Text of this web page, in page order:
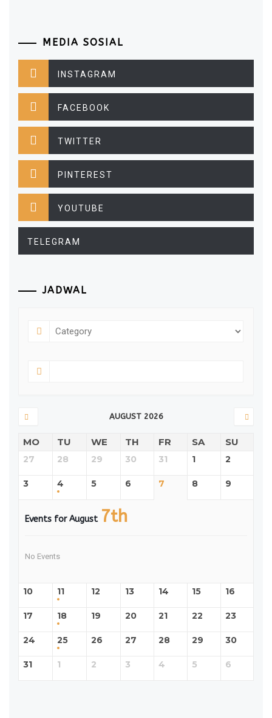
MEDIA SOSIAL
INSTAGRAM
FACEBOOK
TWITTER
PINTEREST
YOUTUBE
TELEGRAM
JADWAL
AUGUST 2026
MO TU WE TH FR SA SU
27 28 29 30 31 1 2
3 4 5 6 7 8 9
Events for August 7th
No Events
10 11 12 13 14 15 16
17 18 19 20 21 22 23
24 25 26 27 28 29 30
31 1 2 3 4 5 6